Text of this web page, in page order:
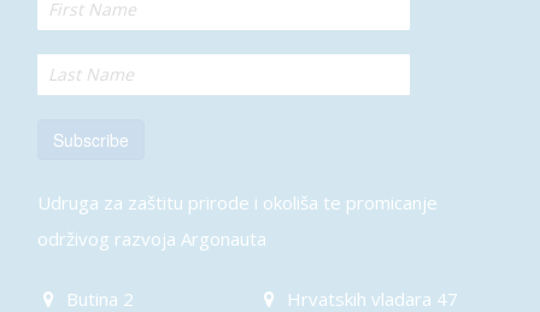
Subscribe
Udruga za zaštitu prirode i okoliša te promicanje
održivog razvoja Argonauta
Butina 2
Hrvatskih vladara 47